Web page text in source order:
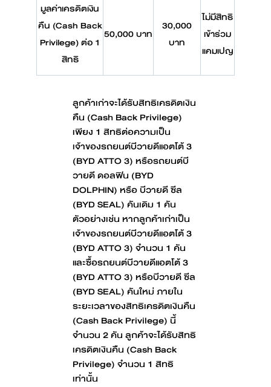
มูลค่าเครดิตเงิน
คืน (Cash Back
Privilege) ต่อ 1
สิทธิ
50,000 บาท
30,000
บาท
ไม่มีสิทธิ
เข้าร่วม
แคมเปญ
ลูกค้าเก่าจะได้รับสิทธิเครดิตเงิน
คืน (Cash Back Privilege)
เพียง 1 สิทธิต่อความเป็น
เจ้าของรถยนต์บีวายดีแอตโต้ 3
(BYD ATTO 3) หรือรถยนต์บี
วายดี ดอลฟิน (BYD
DOLPHIN) หรือ บีวายดี ซีล
(BYD SEAL) คันเดิม 1 คัน
ตัวอย่างเช่น หากลูกค้าเก่าเป็น
เจ้าของรถยนต์บีวายดีแอตโต้ 3
(BYD ATTO 3) จำนวน 1 คัน
และซื้อรถยนต์บีวายดีแอตโต้ 3
(BYD ATTO 3) หรือบีวายดี ซีล
(BYD SEAL) คันใหม่ ภายใน
ระยะเวลาของสิทธิเครดิตเงินคืน
(Cash Back Privilege) นี้
จำนวน 2 คัน ลูกค้าจะได้รับสิทธิ
เครดิตเงินคืน (Cash Back
Privilege) จำนวน 1 สิทธิ
เท่านั้น